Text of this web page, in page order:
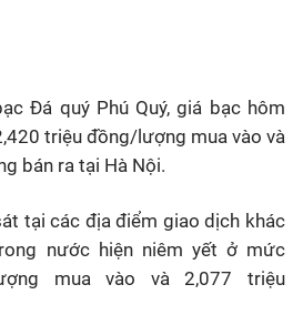
Đá quý Phú Quý, giá bạc hôm
triệu đồng/lượng mua vào và
bán ra tại Hà Nội.
tại các địa điểm giao dịch khác
nước hiện niêm yết ở mức
mua vào và 2,077 triệu